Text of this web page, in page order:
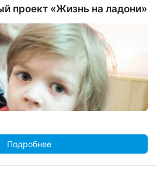
проект «Жизнь на ладони»
Подробнее